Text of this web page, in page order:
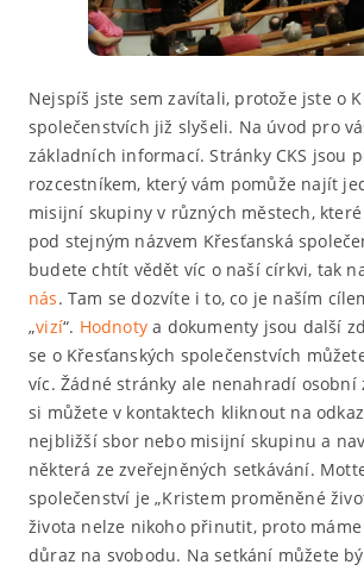
Nejspíš jste sem zavítali, protože jste o
společenstvích již slyšeli. Na úvod pro
základních informací. Stránky CKS jsou
rozcestníkem, který vám pomůže najít
misijní skupiny v různých městech,
pod stejným názvem Křesťanská
budete chtít vědět víc o naší církvi, tak
nás. Tam se dozvíte i to, co je naším
„vizí“. Hodnotya dokumenty jsou další
se o Křesťanských společenstvích
víc. Žádné stránky ale nenahradí osobní
si můžete v kontaktech kliknout na
nejbližší sbor nebo misijní skupinu a
některá ze zveřejněných setkávání.
společenství je „Kristem proměněné
života nelze nikoho přinutit, proto
důraz na svobodu. Na setkání můžete